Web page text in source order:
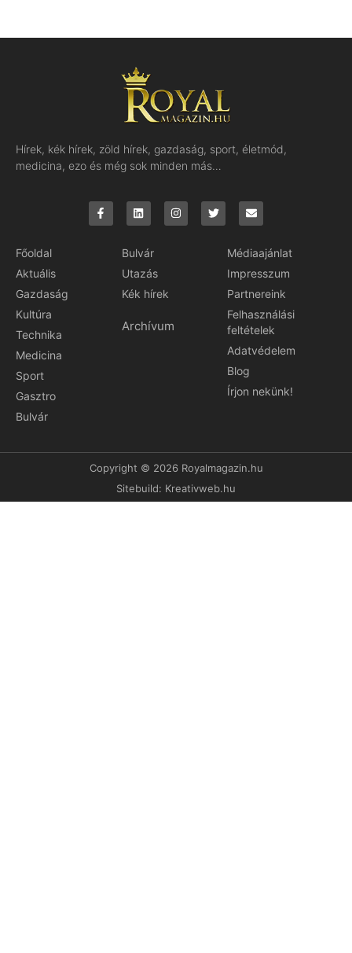
Hírek, kék hírek, zöld hírek, gazdaság, sport, életmód,
medicina, ezo és még sok minden más…
Főoldal
Aktuális
Gazdaság
Kultúra
Technika
Medicina
Sport
Gasztro
Bulvár
Bulvár
Utazás
Kék hírek
Archívum
Médiaajánlat
Impresszum
Partnereink
Felhasználási
feltételek
Adatvédelem
Blog
Írjon nekünk!
Copyright © 2026 Royalmagazin.hu
Sitebuild: Kreativweb.hu